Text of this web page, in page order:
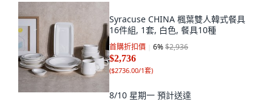
Syracuse CHINA 楓葉雙人韓式餐具
16件組, 1套, 白色, 餐具10種
首購折扣價 6%$2,936
$2,736
($2736.00/1套)
8/10 星期一 預計送達